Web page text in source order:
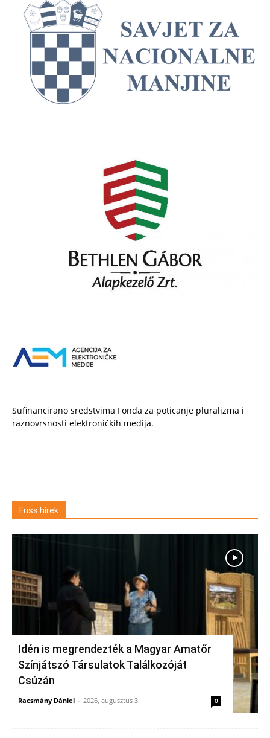
Sufinancirano sredstvima Fonda za poticanje pluralizma i
raznovrsnosti elektroničkih medija.
Friss hírek
Idén is megrendezték a Magyar Amatőr
Színjátszó Társulatok Találkozóját
Csúzán
Racsmány Dániel - 2026, augusztus 3. 0